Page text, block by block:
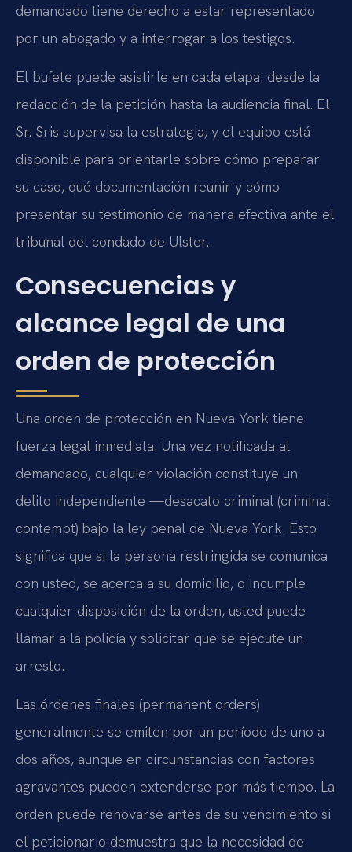
demandado tiene derecho a estar representado
por un abogado y a interrogar a los testigos.
El bufete puede asistirle en cada etapa: desde la
redacción de la petición hasta la audiencia final. El
Sr. Sris supervisa la estrategia, y el equipo está
disponible para orientarle sobre cómo preparar
su caso, qué documentación reunir y cómo
presentar su testimonio de manera efectiva ante el
tribunal del condado de Ulster.
Consecuencias y
alcance legal de una
orden de protección
Una orden de protección en Nueva York tiene
fuerza legal inmediata. Una vez notificada al
demandado, cualquier violación constituye un
delito independiente —desacato criminal (criminal
contempt) bajo la ley penal de Nueva York. Esto
significa que si la persona restringida se comunica
con usted, se acerca a su domicilio, o incumple
cualquier disposición de la orden, usted puede
llamar a la policía y solicitar que se ejecute un
arresto.
Las órdenes finales (permanent orders)
generalmente se emiten por un período de uno a
dos años, aunque en circunstancias con factores
agravantes pueden extenderse por más tiempo. La
orden puede renovarse antes de su vencimiento si
el peticionario demuestra que la necesidad de